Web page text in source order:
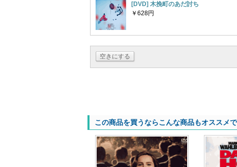
[DVD] 木挽町のあだ討ち
￥628円
空きにする
この商品を買うならこんな商品もオススメ